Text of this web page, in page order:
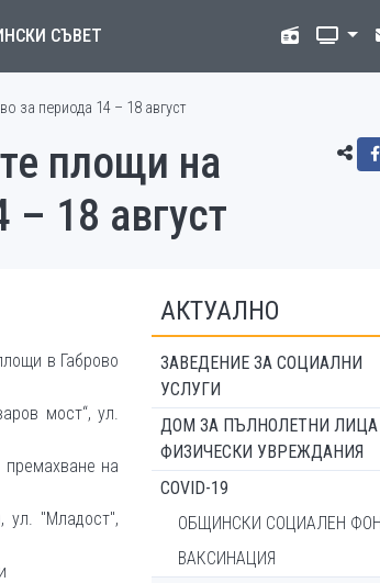
СЪВЕТ
за периода 14 – 18 август
площи на
– 18 август
в Габрово
мост“, ул.
премахване на
ул. "Младост",
АКТУАЛНО
ЗАВЕДЕНИЕ ЗА СОЦИАЛНИ
УСЛУГИ
ДОМ ЗА ПЪЛНОЛЕТНИ ЛИЦА
ФИЗИЧЕСКИ УВРЕЖДАНИЯ
COVID-19
ОБЩИНСКИ СОЦИАЛЕН
ВАКСИНАЦИЯ